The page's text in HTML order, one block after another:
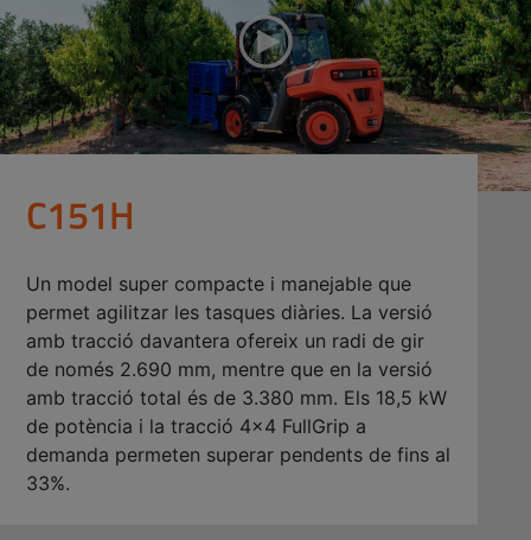
C151H
Un model super compacte i manejable que
permet agilitzar les tasques diàries. La versió
amb tracció davantera ofereix un radi de gir
de només 2.690 mm, mentre que en la versió
amb tracció total és de 3.380 mm. Els 18,5 kW
de potència i la tracció 4x4 FullGrip a
demanda permeten superar pendents de fins al
33%.